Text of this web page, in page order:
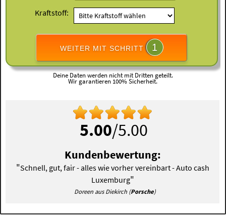
Kraftstoff:
WEITER MIT SCHRITT 1
Deine Daten werden nicht mit Dritten geteilt.
Wir garantieren 100% Sicherheit.
5.00/5.00
Kundenbewertung:
"Schnell, gut, fair - alles wie vorher vereinbart - Auto cash
Luxemburg"
Doreen aus Diekirch (Porsche)